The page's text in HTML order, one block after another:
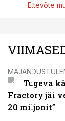
Ettevõte
Tugeva
Fractory jäi
20 miljonit”